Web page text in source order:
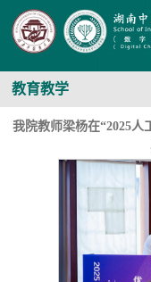
教育教学
我院教师梁杨在“2025人